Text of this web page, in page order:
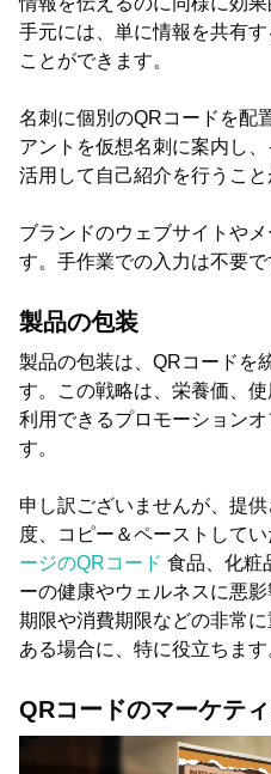
手元には、単に情報を共有
ことができます。
名刺に個別のQRコードを配
アントを仮想名刺に案内し
活用して自己紹介を行うこと
ブランドのウェブサイトや
す。手作業での入力は不要で
製品の包装
製品の包装は、QRコードを
す。この戦略は、栄養価、
利用できるプロモーション
す。
申し訳ございませんが、提
度、コピー＆ペーストして
ージのQRコード 食品、化粧
ーの健康やウェルネスに悪
期限や消費期限などの非常
ある場合に、特に役立ちます
QRコードのマーケテ